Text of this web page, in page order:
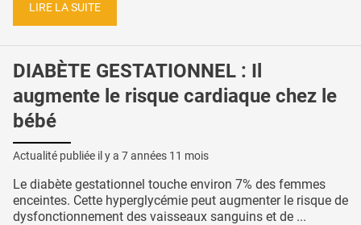
LIRE LA SUITE
DIABÈTE GESTATIONNEL : Il
augmente le risque cardiaque chez le
bébé
Actualité publiée il y a 7 années 11 mois
Le diabète gestationnel touche environ 7% des femmes
enceintes. Cette hyperglycémie peut augmenter le risque de
dysfonctionnement des vaisseaux sanguins et de ...